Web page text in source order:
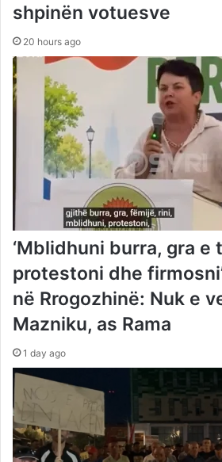
shpinën votuesve
20 hours ago
‘Mblidhuni burra, gra e
protestoni dhe
në Rrogozhinë: Nuk e
Mazniku, as Rama
1 day ago